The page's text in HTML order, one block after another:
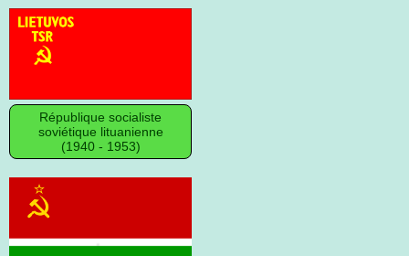
République socialiste
soviétique lituanienne
(1940 ‑ 1953)